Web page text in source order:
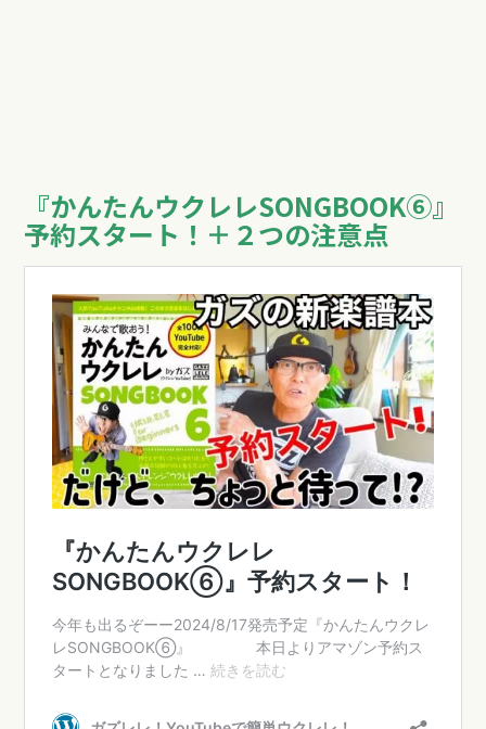
『かんたんウクレレSONGBOOK⑥』
予約スタート！＋２つの注意点